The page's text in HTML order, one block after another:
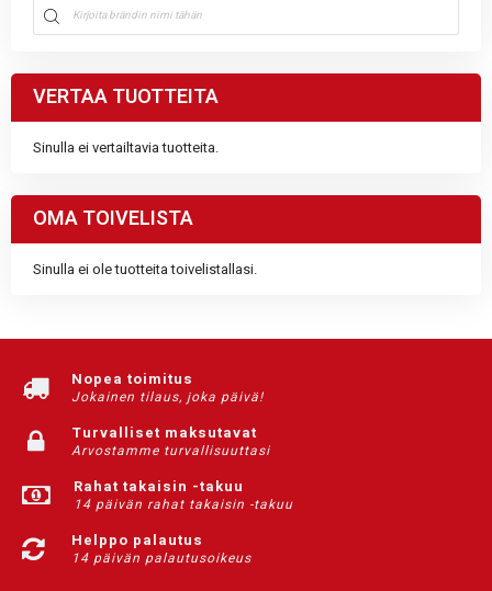
VERTAA TUOTTEITA
Sinulla ei vertailtavia tuotteita.
OMA TOIVELISTA
Sinulla ei ole tuotteita toivelistallasi.
Nopea toimitus
Jokainen tilaus, joka päivä!
Turvalliset maksutavat
Arvostamme turvallisuuttasi
Rahat takaisin -takuu
14 päivän rahat takaisin -takuu
Helppo palautus
14 päivän palautusoikeus